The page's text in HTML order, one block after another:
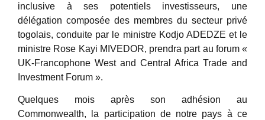
inclusive à ses potentiels investisseurs, une
délégation composée des membres du secteur privé
togolais, conduite par le ministre Kodjo ADEDZE et le
ministre Rose Kayi MIVEDOR, prendra part au forum «
UK-Francophone West and Central Africa Trade and
Investment Forum ».
Quelques mois après son adhésion au
Commonwealth, la participation de notre pays à ce